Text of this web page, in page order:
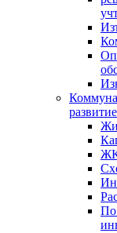
развитие
По